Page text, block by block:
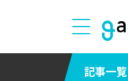
記事一覧